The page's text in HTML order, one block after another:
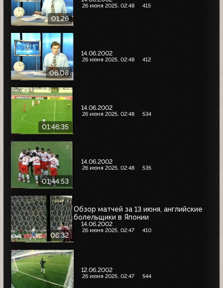
01:26
26 июня 2025, 02:48 415
06:08
14.06.2002
26 июня 2025, 02:48 412
01:46:35
14.06.2002
26 июня 2025, 02:48 534
01:44:53
14.06.2002
26 июня 2025, 02:48 535
06:32
Обзор матчей за 13 июня, английские
болельщики в Японии
14.06.2002
26 июня 2025, 02:47 410
12.06.2002
26 июня 2025, 02:47 544